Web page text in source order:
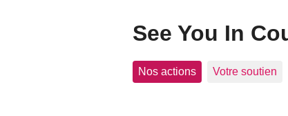
See You In
Nos actions Votre soutien